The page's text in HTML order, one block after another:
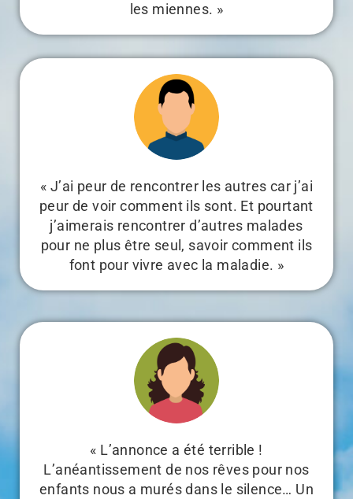
les miennes. »
« J’ai peur de rencontrer les autres car j’ai
peur de voir comment ils sont. Et pourtant
j’aimerais rencontrer d’autres malades
pour ne plus être seul, savoir comment ils
font pour vivre avec la maladie. »
« L’annonce a été terrible !
L’anéantissement de nos rêves pour nos
enfants nous a murés dans le silence… Un